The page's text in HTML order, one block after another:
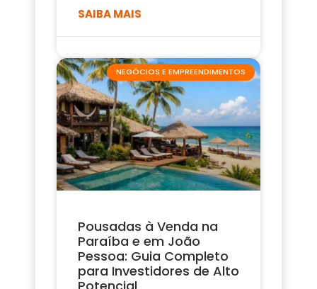
SAIBA MAIS
NEGÓCIOS E EMPREENDIMENTOS
Pousadas à Venda na
Paraíba e em João
Pessoa: Guia Completo
para Investidores de Alto